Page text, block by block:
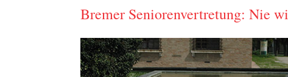
Bremer Seniorenvertretung: Nie